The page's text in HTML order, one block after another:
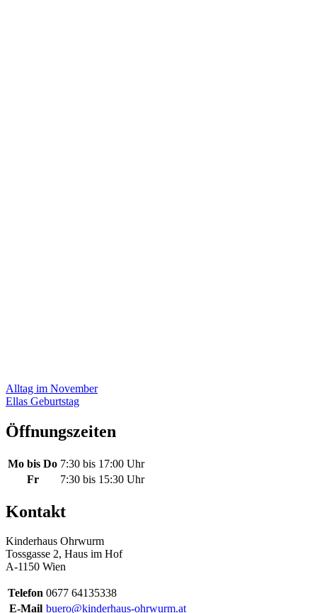
Beitragsnavigation
Alltag im November
Ellas Geburtstag
Öffnungszeiten
Mo bis Do 7:30 bis 17:00 Uhr
Fr
7:30 bis 15:30 Uhr
Kontakt
Kinderhaus Ohrwurm
Tossgasse 2, Haus im Hof
A-1150 Wien
Telefon 0677 64135338
E-Mail buero@kinderhaus-ohrwurm.at